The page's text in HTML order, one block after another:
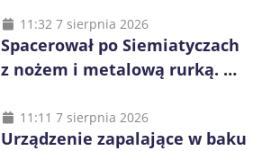
z wody
11:32 7 sierpnia 2026
Spacerował po Siemiatyczach
z nożem i metalową rurką. W
alkohol i perfumy
11:11 7 sierpnia 2026
Urządzenie zapalające w baku